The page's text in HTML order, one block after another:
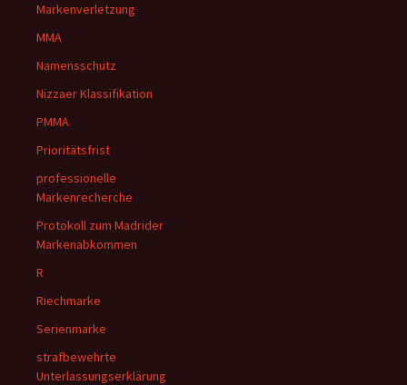
Markenverletzung
MMA
Namensschutz
Nizzaer Klassifikation
PMMA
Prioritätsfrist
professionelle
Markenrecherche
Protokoll zum Madrider
Markenabkommen
R
Riechmarke
Serienmarke
strafbewehrte
Unterlassungserklärung